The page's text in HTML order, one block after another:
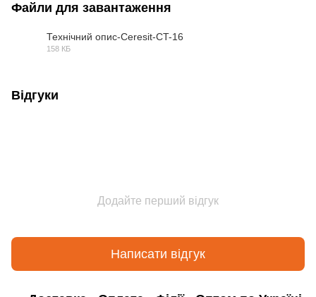
Файли для завантаження
Технічний опис-Ceresit-CT-16
158 КБ
Відгуки
Додайте перший відгук
Написати відгук